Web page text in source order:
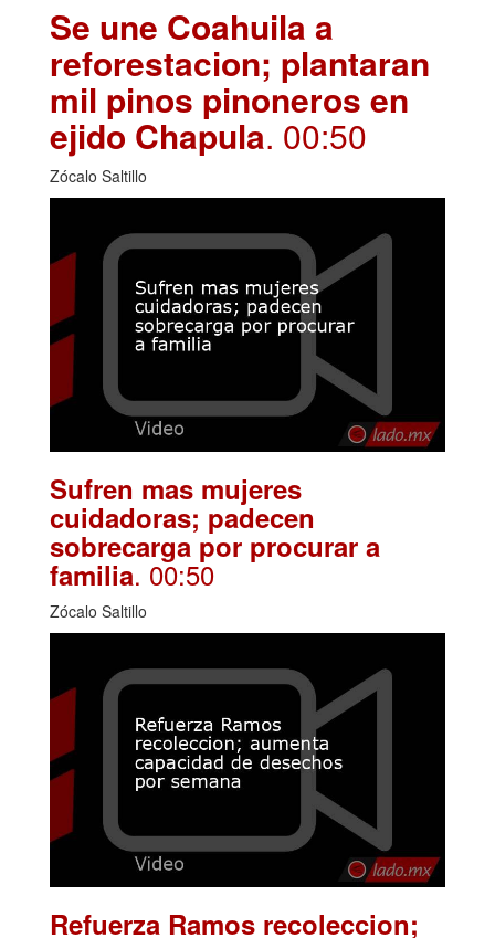
Se une Coahuila a
reforestacion; plantaran
mil pinos pinoneros en
ejido Chapula. 00:50
Zócalo Saltillo
Sufren mas mujeres
cuidadoras; padecen
sobrecarga por procurar a
familia. 00:50
Zócalo Saltillo
Refuerza Ramos recoleccion;